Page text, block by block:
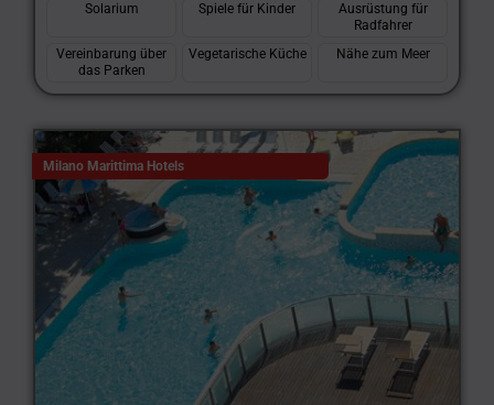
Solarium
Spiele für Kinder
Ausrüstung für
Radfahrer
Vereinbarung über
das Parken
Vegetarische Küche Nähe zum Meer
Milano Marittima Hotels